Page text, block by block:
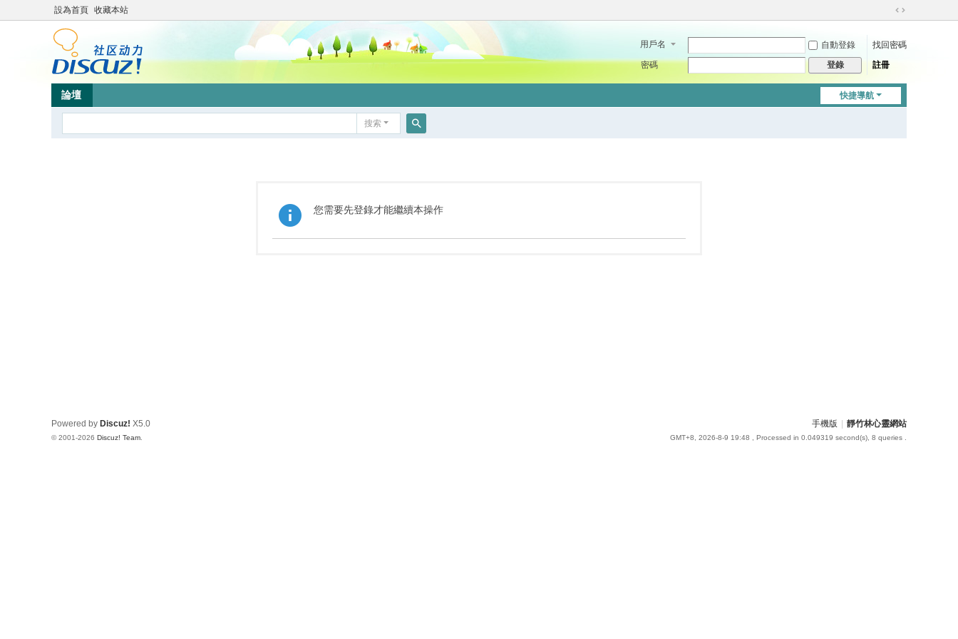
設為首頁 收藏本站
切
到
用戶名 自動登錄
找回密碼
密碼
登錄 註冊
快捷導航
論壇
搜索
您需要先登錄才能繼續本操作
手機版 靜竹林心靈網站
GMT+8, 2026-8-9 19:48 , Processed in 0.049319 second(s), 8 queries .
Powered by Discuz! X5.0
© 2001-2026 Discuz! Team